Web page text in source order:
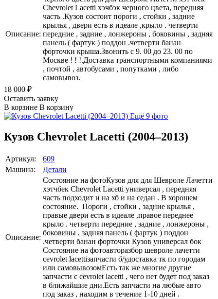
Описание:
Chevrolet Lacetti хэчбэк черного цвета, передняя
часть .Кузов состоит пороги , стойки , задние
крылья , двери есть в идеале ,крыло . четверти
передние , задние , лонжероны , боковины , задняя
панель ( фартук ) поддон .четверти банан
форточки крыша.Звонить с 9. 00 до 23. 00 по
Москве ! ! !.Доставка транспортными компаниями
, почтой , автобусами , попутками , либо
самовывоз.
18 000 ₽
Оставить заявку
В корзине В корзину
Ещё 9 фото
Кузов Chevrolet Lacetti (2004–2013)
Артикул:
609
Машина:
Детали
Описание:
Состояние на фотоКузов для для Шевроле Лачетти
хэтчбек Chevrolet Lacetti универсал , передняя
часть подходит и на хб и на седан . В хорошем
состояние. Пороги , стойки , задние крылья ,
правые двери есть в идеале ,правое переднее
крыло . четверти передние , задние , лонжероны ,
боковины , задняя панель ( фартук ) поддон
.четверти банан форточки Кузов универсал бок
Состояние на фотоавторазбор шевроле лачетти
cevrolet lacettiзапчасти б/удоставка тк по городам
или самовывозомЕсть так же многие другие
запчасти с cevrolet lacetti , чего нет будет под заказ
в ближайшие дни.Есть запчасти на любые авто
под заказ , находим в течение 1-10 дней .